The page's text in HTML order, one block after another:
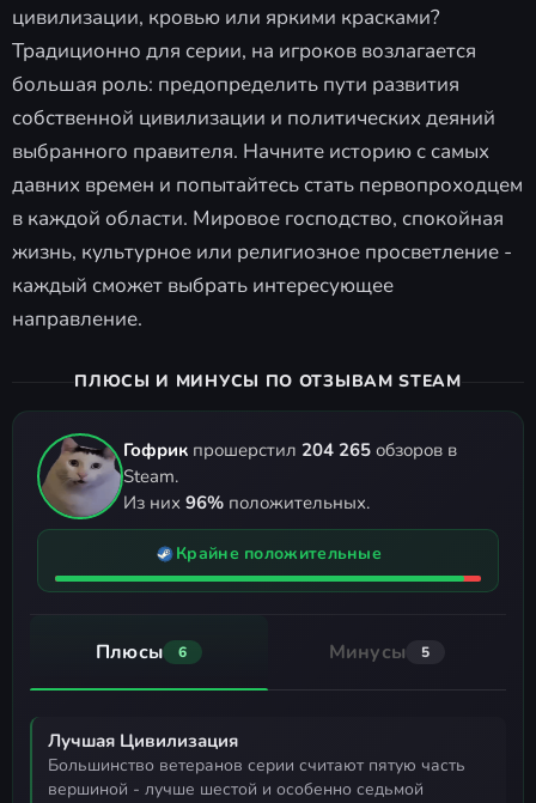
цивилизации, кровью или яркими красками?
Традиционно для серии, на игроков возлагается
большая роль: предопределить пути развития
собственной цивилизации и политических деяний
выбранного правителя. Начните историю с самых
давних времен и попытайтесь стать первопроходцем
в каждой области. Мировое господство, спокойная
жизнь, культурное или религиозное просветление -
каждый сможет выбрать интересующее
направление.
ПЛЮСЫ И МИНУСЫ ПО ОТЗЫВАМ STEAM
Гофрик прошерстил 204 265 обзоров в
Steam.
Из них 96% положительных.
Крайне положительные
Плюсы 6 Минусы 5
Лучшая Цивилизация
большинство ветеранов серии считают пятую часть
вершиной - лучше шестой и особенно седьмой